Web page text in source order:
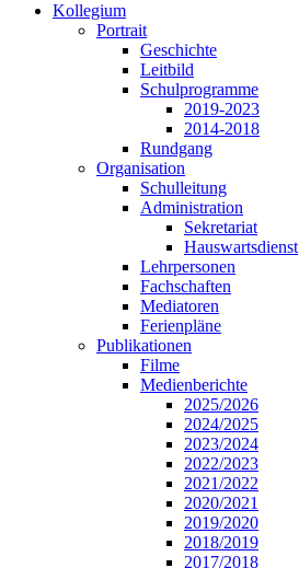
Kollegium
Portrait
Geschichte
Leitbild
Schulprogramme
2019-2023
2014-2018
Rundgang
Organisation
Schulleitung
Administration
Sekretariat
Hauswartsdienst
Lehrpersonen
Fachschaften
Mediatoren
Ferienpläne
Publikationen
Filme
Medienberichte
2025/2026
2024/2025
2023/2024
2022/2023
2021/2022
2020/2021
2019/2020
2018/2019
2017/2018